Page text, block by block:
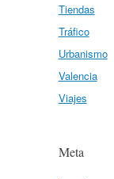
Tiendas
Tráfico
Urbanismo
Valencia
Viajes
Meta